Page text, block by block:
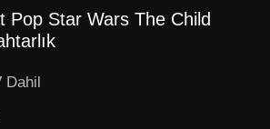
Pop Star Wars The Child
Dahil